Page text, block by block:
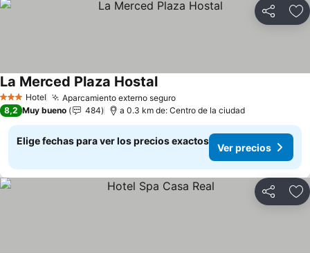
Compartir
3 Estrellas
Hotel Aparcamiento externo seguroVer precios
La Merced Plaza HostalVer precios
8,2 Muy bueno 484 a 0.3 km de: Centro de la ciudad
Elige fechas para ver los precios exactos
Ver precios
Compartir